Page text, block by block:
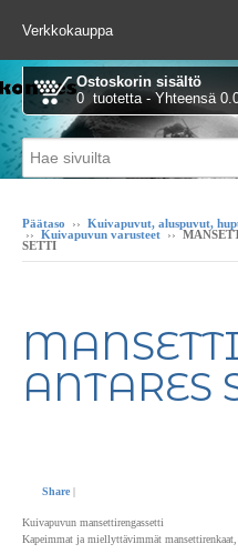
Verkkokauppa
Ostoskorin sisältö
0 tuotetta - Yhteensä
Päätaso ›› Kuivapuvut, aluspuvut,
›› Kuivapuvun varusteet ››
SETTI
ANTARES
Share |
Kuivapuvun mansettirengassetti
Kapeimmat ja miellyttävimmät